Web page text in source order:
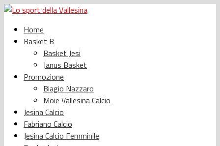
Home
Basket B
Basket Jesi
Janus Basket
Promozione
Biagio Nazzaro
Moie Vallesina Calcio
Jesina Calcio
Fabriano Calcio
Jesina Calcio Femminile